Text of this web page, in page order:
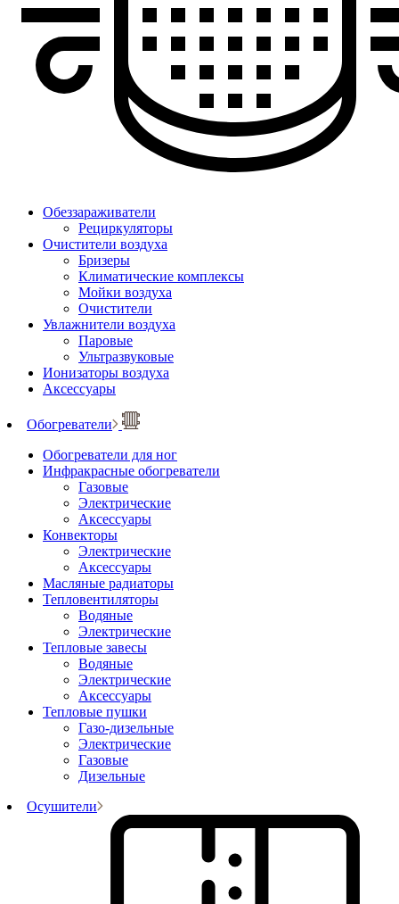
Обеззараживатели
Рециркуляторы
Очистители воздуха
Бризеры
Климатические комплексы
Мойки воздуха
Очистители
Увлажнители воздуха
Паровые
Ультразвуковые
Ионизаторы воздуха
Аксессуары
Обогреватели
Обогреватели для ног
Инфракрасные обогреватели
Газовые
Электрические
Аксессуары
Конвекторы
Электрические
Аксессуары
Масляные радиаторы
Тепловентиляторы
Водяные
Электрические
Тепловые завесы
Водяные
Электрические
Аксессуары
Тепловые пушки
Газо-дизельные
Электрические
Газовые
Дизельные
Осушители